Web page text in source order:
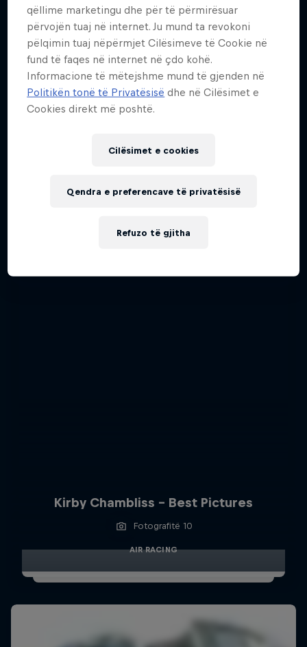
Tunnel Pass
Kirby Chambliss - Best Pictures
Fotografitë 10
AIR RACING
qëllime marketingu dhe për të përmirësuar
përvojën tuaj në internet. Ju mund ta revokoni
pëlqimin tuaj nëpërmjet Cilësimeve të Cookie në
fund të faqes në internet në çdo kohë.
Informacione të mëtejshme mund të gjenden në
Politikën tonë të Privatësisë dhe në Cilësimet e
Cookies direkt më poshtë.
Cilësimet e cookies
Refuzo të gjitha
Qendra e preferencave të privatësisë